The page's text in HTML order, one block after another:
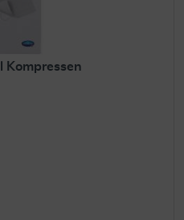
Kompressen